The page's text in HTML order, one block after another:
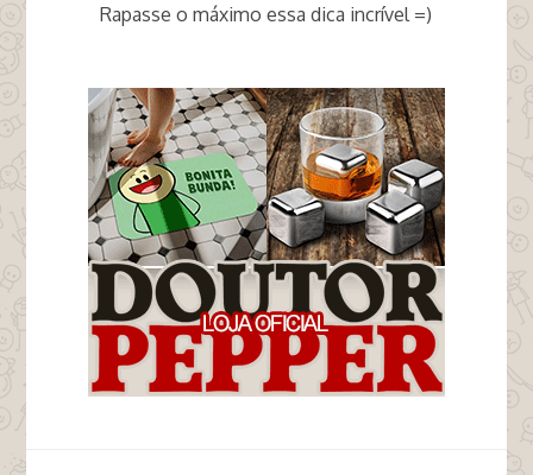
Rapasse o máximo essa dica incrível =)